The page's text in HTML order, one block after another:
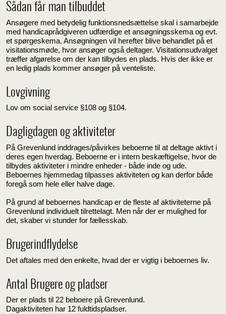
Sådan får man tilbuddet
Ansøgere med betydelig funktionsnedsættelse skal i samarbejde
med handicaprådgiveren udfærdige et ansøgningsskema og evt.
et spørgeskema. Ansøgningen vil herefter blive behandlet på et
visitationsmøde, hvor ansøger også deltager. Visitationsudvalget
træffer afgørelse om der kan tilbydes en plads. Hvis der ikke er
en ledig plads kommer ansøger på venteliste.
Lovgivning
Lov om social service §108 og §104.
Dagligdagen og aktiviteter
På Grevenlund inddrages/påvirkes beboerne til at deltage aktivt i
deres egen hverdag. Beboerne er i intern beskæftigelse, hvor de
tilbydes aktiviteter i mindre enheder - både inde og ude.
Beboernes hjemmedag tilpasses aktiviteten og kan derfor både
foregå som hele eller halve dage.
På grund af beboernes handicap er de fleste af aktiviteterne på
Grevenlund individuelt tilrettelagt. Men når der er mulighed for
det, skaber vi stunder for fællesskab.
Brugerindflydelse
Det aftales med den enkelte, hvad der er vigtig i beboernes liv.
Antal Brugere og pladser
Der er plads til 22 beboere på Grevenlund.
Dagaktiviteten har 12 fuldtidspladser.